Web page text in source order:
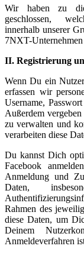
Wir haben zu
geschlossen,
innerhalb unserer
7NXT-
II. Registrierung
Wenn Du ein
erfassen wir
Username,
Außerdem
zu verwalten und
verarbeiten diese
Du kannst Dich
Facebook
Anmeldung und
Daten,
Rahmen des
diese Daten, um
Deinem
Anmeldeverfahren